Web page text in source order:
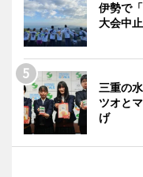
伊勢で
大会中
三重の
ツオと
げ